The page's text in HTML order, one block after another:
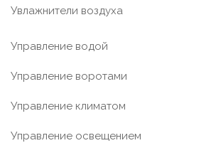
Увлажнители воздуха
Управление водой
Управление воротами
Управление климатом
Управление освещением